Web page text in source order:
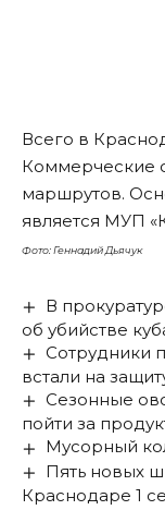
Всего в
Коммерческие
маршрутов.
является МУП
Фото: Геннадий Дьячук
В
об убийстве
Сотрудники
встали на
Сезонные
пойти за
Мусорный
Пять новых
Краснодаре 1